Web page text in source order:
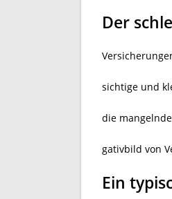
Der
sichtige und
die
gativbild von
Ein